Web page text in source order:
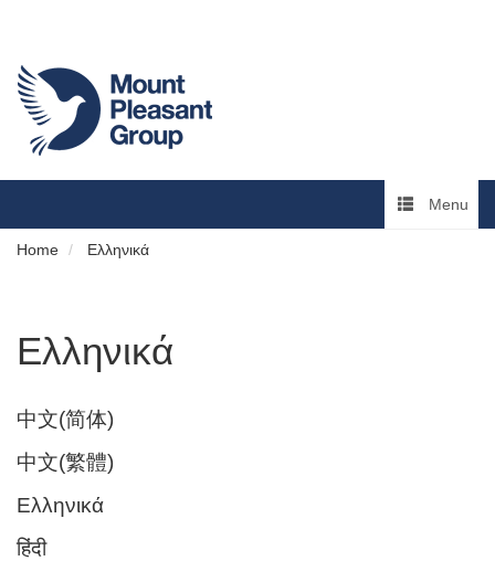
Menu
Home Ελληνικά
Ελληνικά
中文(简体)
中文(繁體)
Ελληνικά
हिंदी